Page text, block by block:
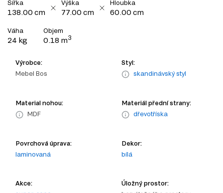
Šířka
138.00 cm
Výška
77.00 cm
Hloubka
60.00 cm
Váha
24 kg
Objem
0.18 m3
Výrobce:
Mebel Bos
Styl:
skandinávský styl
Material nohou:
MDF
Materiál přední strany:
dřevotříska
Povrchová úprava:
laminovaná
Dekor:
bílá
Akce:
Úložný prostor: